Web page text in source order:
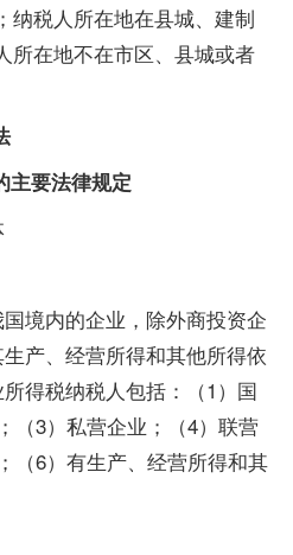
纳税人所在地在县城、建制
所在地不在市区、县城或者
要法律规定
境内的企业，除外商投资企
产、经营所得和其他所得依
得税纳税人包括：（1）国
（3）私营企业；（4）联营
（6）有生产、经营所得和其